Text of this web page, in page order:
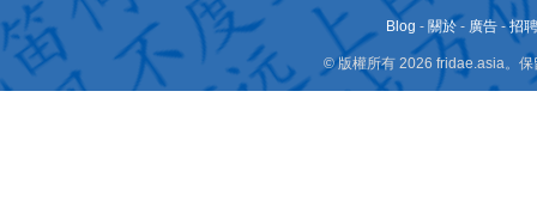
Blog - 關於 - 廣告 -招
© 版權所有 2026 fridae.asia。